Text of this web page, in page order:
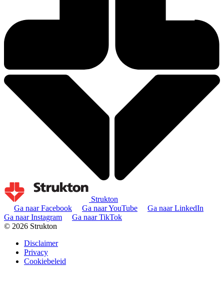
Strukton
Ga naar Facebook
Ga naar YouTube
Ga naar LinkedIn
Ga naar Instagram
Ga naar TikTok
© 2026 Strukton
Disclaimer
Privacy
Cookiebeleid